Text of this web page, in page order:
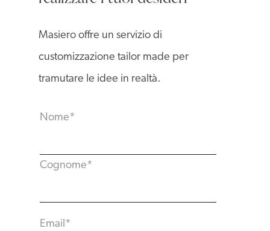
Masiero offre un servizio di
customizzazione tailor made per
tramutare le idee in realtà.
Nome*
Cognome*
Email*